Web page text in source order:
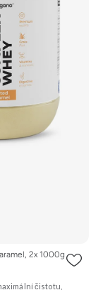
2x 1000g
čistotu,